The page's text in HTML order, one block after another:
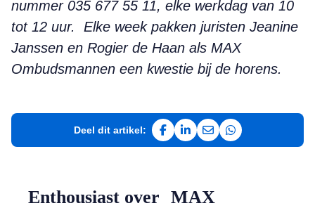
nummer 035 677 55 11, elke werkdag van 10
tot 12 uur. Elke week pakken juristen Jeanine
Janssen en Rogier de Haan als MAX
Ombudsmannen een kwestie bij de horens.
Deel dit artikel:
Deel op Facebook
Deel op LinkedIn
Deel via e-mail
Deel via
Enthousiast over MAX